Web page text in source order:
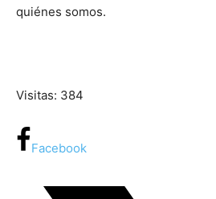
quiénes somos.
Visitas: 384
Facebook